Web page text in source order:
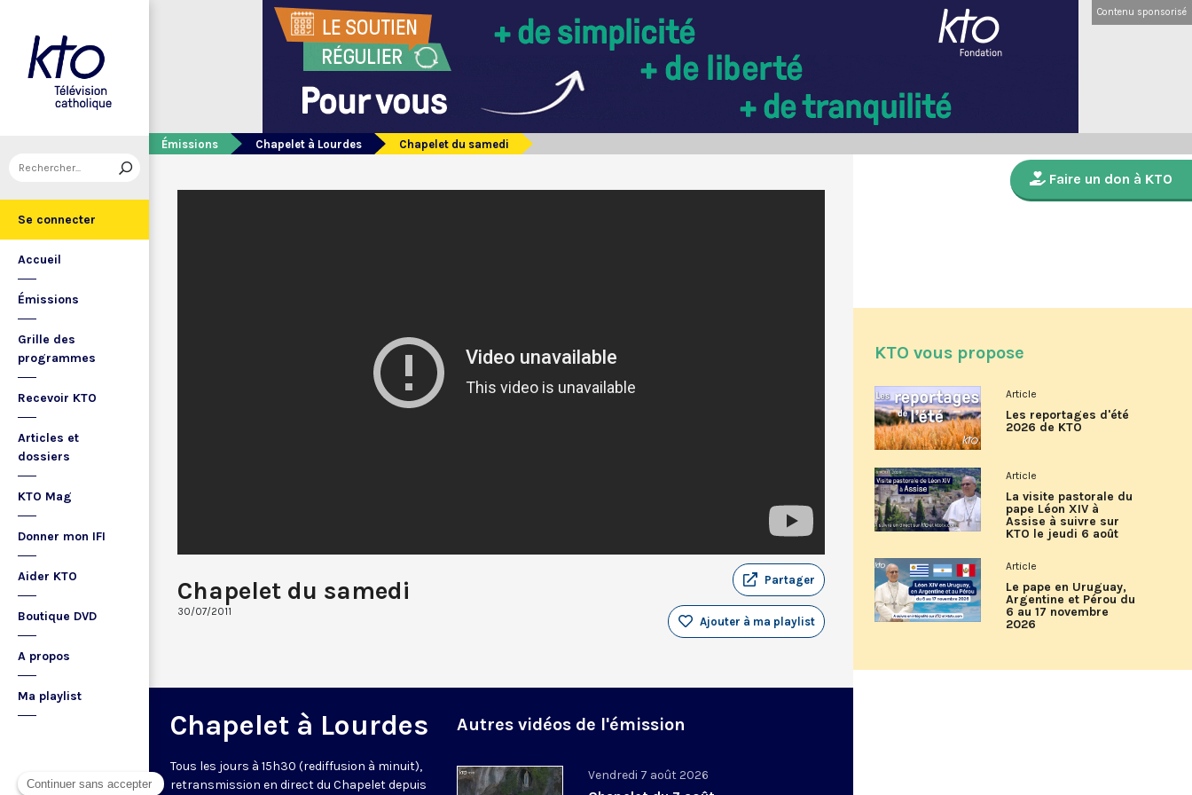
Se connecter
Accueil
Émissions
Grille des
programmes
Recevoir KTO
Articles et
dossiers
KTO Mag
Donner mon IFI
Aider KTO
Boutique DVD
A propos
Ma playlist
Contenu sponsorisé
Émissions Chapelet à Lourdes Chapelet du samedi
Chapelet du samedi
30/07/2011
Partager
Ajouter à ma playlist
Chapelet à Lourdes
Tous les jours à 15h30 (rediffusion à minuit),
retransmission en direct du Chapelet depuis
Autres vidéos de l'émission
Vendredi 7 août 2026
Faire un don à KTO
KTO vous propose
Article
Les reportages d'été
2026 de KTO
Article
La visite pastorale du
pape Léon XIV à
Assise à suivre sur
KTO le jeudi 6 août
Article
Le pape en Uruguay,
Argentine et Pérou du
6 au 17 novembre
2026